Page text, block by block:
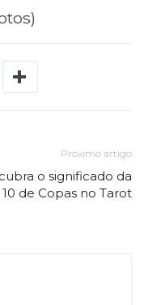
Próximo artigo
o significado da
de Copas no Tarot